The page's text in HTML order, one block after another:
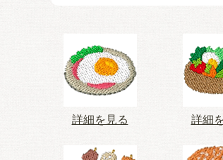
詳細を見る 詳細